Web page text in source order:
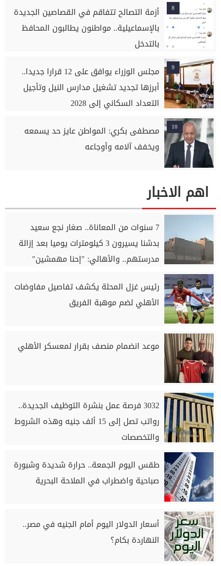
8
أزمة التصالح تتفاقم في القصاصين الجديدة
بالإسماعيلية.. مواطنون يطالبون المحافظ
بالتدخل
9
مجلس الوزراء يوافق على 12 قرارا جديدا..
أبرزها تجديد تشغيل مدارس النيل وتأجيل
التعداد السكاني إلى 2028
10
مصطفى بكري: المواطن عايز حد يسمعه
ويخفف آلامه وأوجاعه
اهم الاخبار
7 سنوات من المعاناة.. صغار نجع سعيد
بدشنا يسيرون 3 كيلومترات يوميا بعد إزالة
مدرستهم.. والأهالي: "إحنا مهمشين"
رئيس غزل المحلة يكشف تفاصيل مفاوضات
الأهلي لضم موهبة الفريق
موعد انضمام منصف بقرار لمعسكر الأهلي
3032 فرصة عمل بنشرة التوظيف الجديدة..
رواتب تصل إلى 15 ألف جنيه وهذه الشروط
والتخصصات
طقس اليوم الجمعة.. حرارة شديدة وشبورة
صباحية واضطراب في الملاحة البحرية
أسعار الدولار اليوم أمام الجنيه في مصر..
النهاردة بكام؟